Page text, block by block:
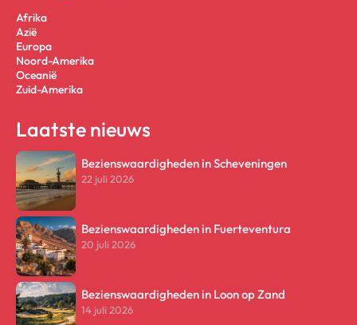
Afrika
Azië
Europa
Noord-Amerika
Oceanië
Zuid-Amerika
Laatste nieuws
Bezienswaardigheden in Scheveningen
22 juli 2026
Bezienswaardigheden in Fuerteventura
20 juli 2026
Bezienswaardigheden in Loon op Zand
14 juli 2026